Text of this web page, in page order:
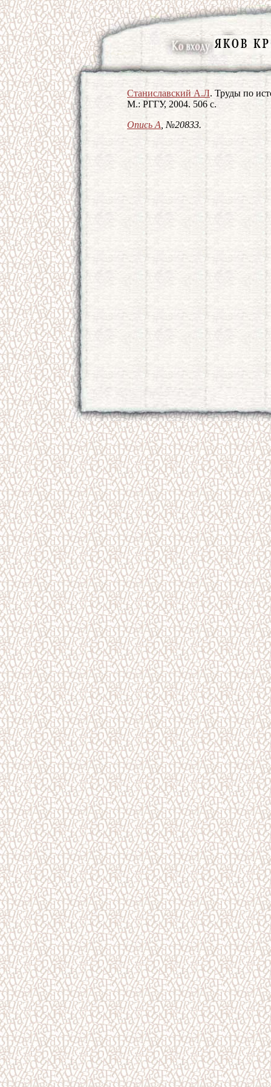
Cтаниславский А.Л. Труды по
М.: РГГУ, 2004. 506 с.
Опись А , №20833.